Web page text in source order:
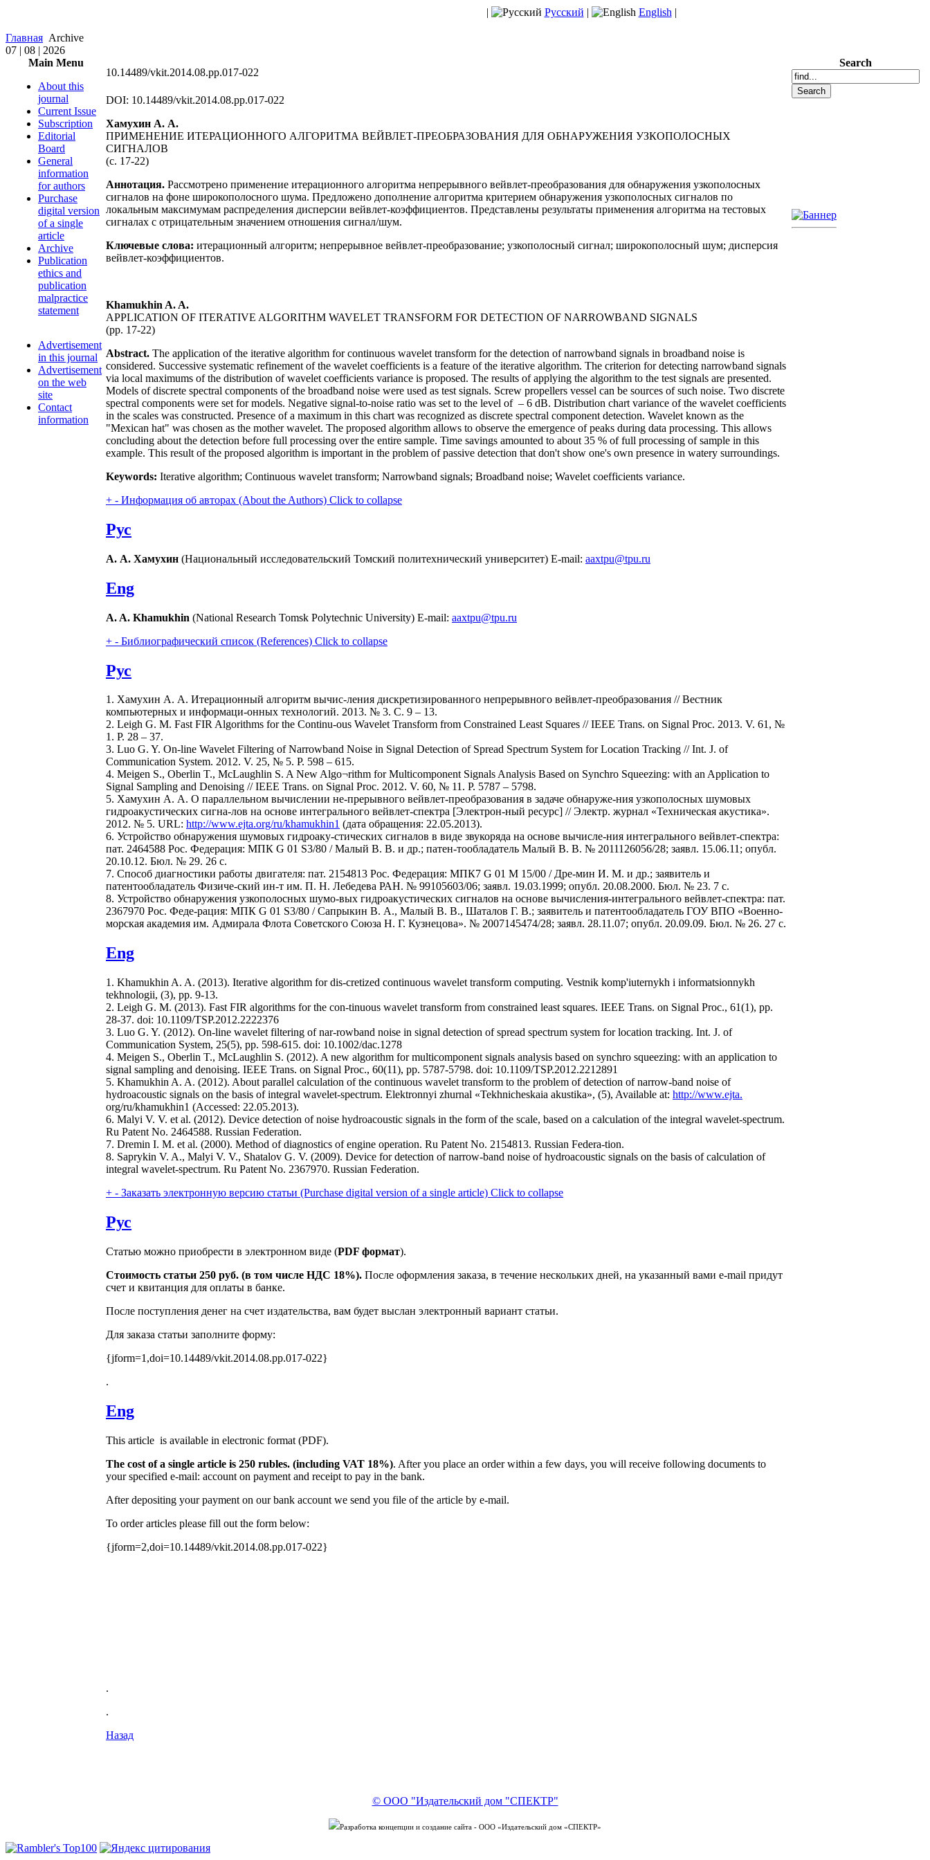
| Русский | English |
Главная Archive
07 | 08 | 2026
Main Menu
About this
journal
Current Issue
Subscription
Editorial
Board
General
information
for authors
Purchase
digital version
of a single
article
Archive
Publication
ethics and
publication
malpractice
statement
Advertisement
in this journal
Advertisement
on the web
site
Contact
information
10.14489/vkit.2014.08.pp.017-022
DOI: 10.14489/vkit.2014.08.pp.017-022
Хамухин А. А.
ПРИМЕНЕНИЕ ИТЕРАЦИОННОГО АЛГОРИТМА ВЕЙВЛЕТ-ПРЕОБРАЗОВАНИЯ ДЛЯ ОБНАРУЖЕНИЯ УЗКОПОЛОСНЫХ
СИГНАЛОВ
(с. 17-22)
Аннотация. Рассмотрено применение итерационного алгоритма непрерывного вейвлет-преобразования для обнаружения узкополосных
сигналов на фоне широкополосного шума. Предложено дополнение алгоритма критерием обнаружения узкополосных сигналов по
локальным максимумам распределения дисперсии вейвлет-коэффициентов. Представлены результаты применения алгоритма на тестовых
сигналах с отрицательным значением отношения сигнал/шум.
Ключевые слова: итерационный алгоритм; непрерывное вейвлет-преобразование; узкополосный сигнал; широкополосный шум; дисперсия
вейвлет-коэффициентов.
Khamukhin A. A.
APPLICATION OF ITERATIVE ALGORITHM WAVELET TRANSFORM FOR DETECTION OF NARROWBAND SIGNALS
(pp. 17-22)
Abstract. The application of the iterative algorithm for continuous wavelet transform for the detection of narrowband signals in broadband noise is
considered. Successive systematic refinement of the wavelet coefficients is a feature of the iterative algorithm. The criterion for detecting narrowband signals
via local maximums of the distribution of wavelet coefficients variance is proposed. The results of applying the algorithm to the test signals are presented.
Models of discrete spectral components of the broadband noise were used as test signals. Screw propellers vessel can be sources of such noise. Two discrete
spectral components were set for models. Negative signal-to-noise ratio was set to the level of – 6 dB. Distribution chart variance of the wavelet coefficients
in the scales was constructed. Presence of a maximum in this chart was recognized as discrete spectral component detection. Wavelet known as the
"Mexican hat" was chosen as the mother wavelet. The proposed algorithm allows to observe the emergence of peaks during data processing. This allows
concluding about the detection before full processing over the entire sample. Time savings amounted to about 35 % of full processing of sample in this
example. This result of the proposed algorithm is important in the problem of passive detection that don't show one's own presence in watery surroundings.
Keywords: Iterative algorithm; Continuous wavelet transform; Narrowband signals; Broadband noise; Wavelet coefficients variance.
+ - Информация об авторах (About the Authors) Click to collapse
Рус
А. А. Хамухин (Национальный исследовательский Томский политехнический университет) E-mail: aaxtpu@tpu.ru
Eng
A. A. Khamukhin (National Research Tomsk Polytechnic University) E-mail: aaxtpu@tpu.ru
+ - Библиографический список (References) Click to collapse
Рус
1. Хамухин А. А. Итерационный алгоритм вычис-ления дискретизированного непрерывного вейвлет-преобразования // Вестник
компьютерных и информаци-онных технологий. 2013. № 3. С. 9 – 13.
2. Leigh G. M. Fast FIR Algorithms for the Continu-ous Wavelet Transform from Constrained Least Squares // IEEE Trans. on Signal Proc. 2013. V. 61, №
1. P. 28 – 37.
3. Luo G. Y. On-line Wavelet Filtering of Narrowband Noise in Signal Detection of Spread Spectrum System for Location Tracking // Int. J. of
Communication System. 2012. V. 25, № 5. P. 598 – 615.
4. Meigen S., Oberlin T., McLaughlin S. A New Algo¬rithm for Multicomponent Signals Analysis Based on Synchro Squeezing: with an Application to
Signal Sampling and Denoising // IEEE Trans. on Signal Proc. 2012. V. 60, № 11. P. 5787 – 5798.
5. Хамухин А. А. О параллельном вычислении не-прерывного вейвлет-преобразования в задаче обнаруже-ния узкополосных шумовых
гидроакустических сигна-лов на основе интегрального вейвлет-спектра [Электрон-ный ресурс] // Электр. журнал «Техническая акустика».
2012. № 5. URL: http://www.ejta.org/ru/khamukhin1 (дата обращения: 22.05.2013).
6. Устройство обнаружения шумовых гидроаку-стических сигналов в виде звукоряда на основе вычисле-ния интегрального вейвлет-спектра:
пат. 2464588 Рос. Федерация: МПК G 01 S3/80 / Малый В. В. и др.; патен-тообладатель Малый В. В. № 2011126056/28; заявл. 15.06.11; опубл.
20.10.12. Бюл. № 29. 26 с.
7. Способ диагностики работы двигателя: пат. 2154813 Рос. Федерация: МПК7 G 01 M 15/00 / Дре-мин И. М. и др.; заявитель и
патентообладатель Физиче-ский ин-т им. П. Н. Лебедева РАН. № 99105603/06; заявл. 19.03.1999; опубл. 20.08.2000. Бюл. № 23. 7 с.
8. Устройство обнаружения узкополосных шумо-вых гидроакустических сигналов на основе вычисления-интегрального вейвлет-спектра: пат.
2367970 Рос. Феде-рация: МПК G 01 S3/80 / Сапрыкин В. А., Малый В. В., Шаталов Г. В.; заявитель и патентообладатель ГОУ ВПО «Военно-
морская академия им. Адмирала Флота Советского Союза Н. Г. Кузнецова». № 2007145474/28; заявл. 28.11.07; опубл. 20.09.09. Бюл. № 26. 27 с.
Eng
1. Khamukhin A. A. (2013). Iterative algorithm for dis-cretized continuous wavelet transform computing. Vestnik komp'iuternykh i informatsionnykh
tekhnologii, (3), pp. 9-13.
2. Leigh G. M. (2013). Fast FIR algorithms for the con-tinuous wavelet transform from constrained least squares. IEEE Trans. on Signal Proc., 61(1), pp.
28-37. doi: 10.1109/TSP.2012.2222376
3. Luo G. Y. (2012). On-line wavelet filtering of nar-rowband noise in signal detection of spread spectrum system for location tracking. Int. J. of
Communication System, 25(5), pp. 598-615. doi: 10.1002/dac.1278
4. Meigen S., Oberlin T., McLaughlin S. (2012). A new algorithm for multicomponent signals analysis based on synchro squeezing: with an application to
signal sampling and denoising. IEEE Trans. on Signal Proc., 60(11), pp. 5787-5798. doi: 10.1109/TSP.2012.2212891
5. Khamukhin A. A. (2012). About parallel calculation of the continuous wavelet transform to the problem of detection of narrow-band noise of
hydroacoustic signals on the basis of integral wavelet-spectrum. Elektronnyi zhurnal «Tekhnicheskaia akustika», (5), Available at: http://www.ejta.
org/ru/khamukhin1 (Accessed: 22.05.2013).
6. Malyi V. V. et al. (2012). Device detection of noise hydroacoustic signals in the form of the scale, based on a calculation of the integral wavelet-spectrum.
Ru Patent No. 2464588. Russian Federation.
7. Dremin I. M. et al. (2000). Method of diagnostics of engine operation. Ru Patent No. 2154813. Russian Federa-tion.
8. Saprykin V. A., Malyi V. V., Shatalov G. V. (2009). Device for detection of narrow-band noise of hydroacoustic signals on the basis of calculation of
integral wavelet-spectrum. Ru Patent No. 2367970. Russian Federation.
+ - Заказать электронную версию статьи (Purchase digital version of a single article) Click to collapse
Рус
Статью можно приобрести в электронном виде (PDF формат).
Стоимость статьи 250 руб. (в том числе НДС 18%). После оформления заказа, в течение нескольких дней, на указанный вами e-mail придут
счет и квитанция для оплаты в банке.
После поступления денег на счет издательства, вам будет выслан электронный вариант статьи.
Для заказа статьи заполните форму:
{jform=1,doi=10.14489/vkit.2014.08.pp.017-022}
.
Eng
This article is available in electronic format (PDF).
The cost of a single article is 250 rubles. (including VAT 18%). After you place an order within a few days, you will receive following documents to
your specified e-mail: account on payment and receipt to pay in the bank.
After depositing your payment on our bank account we send you file of the article by e-mail.
To order articles please fill out the form below:
{jform=2,doi=10.14489/vkit.2014.08.pp.017-022}
.
.
Назад
Search
© ООО "Издательский дом "СПЕКТР"
Разработка концепции и создание сайта - ООО «Издательский дом «СПЕКТР»